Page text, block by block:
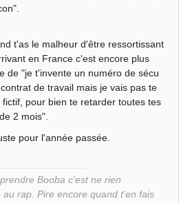
t'as le malheur d'être ressortissant
en France c'est encore plus
de "je t'invente un numéro de sécu
de travail mais je vais pas te
pour bien te retarder toutes tes
2 mois".
pour l'année passée.
Booba c'est ne rien
au rap. Pire encore quand t'en fais